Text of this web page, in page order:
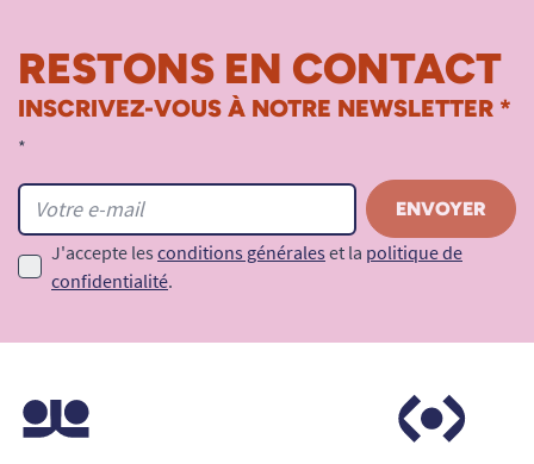
RESTONS EN CONTACT
INSCRIVEZ-VOUS À NOTRE NEWSLETTER *
*
J'accepte les conditions générales et la politique de
confidentialité.